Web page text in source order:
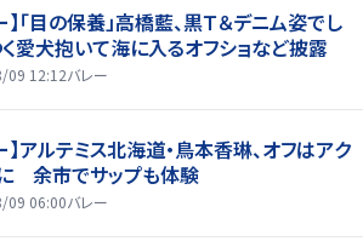
】「目の保養」高橋藍、黒Ｔ＆デニム姿でし
愛犬抱いて海に入るオフショなど披露
09 12:12バレー
】アルテミス北海道・鳥本香琳、オフはアク
余市でサップも体験
09 06:00バレー